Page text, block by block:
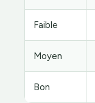
Faible
Moyen
Bon